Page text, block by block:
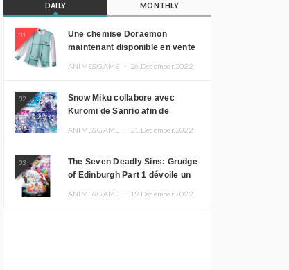
DAILY MONTHLY
01
Une chemise Doraemon
maintenant disponible en vente
ANIME&GAME ・ 26.December.2022
02
Snow Miku collabore avec
Kuromi de Sanrio afin de
ANIME&GAME ・ 21.December.2022
03
The Seven Deadly Sins: Grudge
of Edinburgh Part 1 dévoile un
ANIME&GAME ・ 19.December.2022